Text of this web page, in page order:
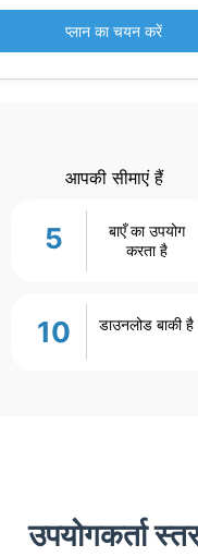
प्लान का चयन करें
आपकी सीमाएं हैं
5
बाएँ का उपयोग
करता है
10 डाउनलोड बाकी है
उपयोगकर्ता